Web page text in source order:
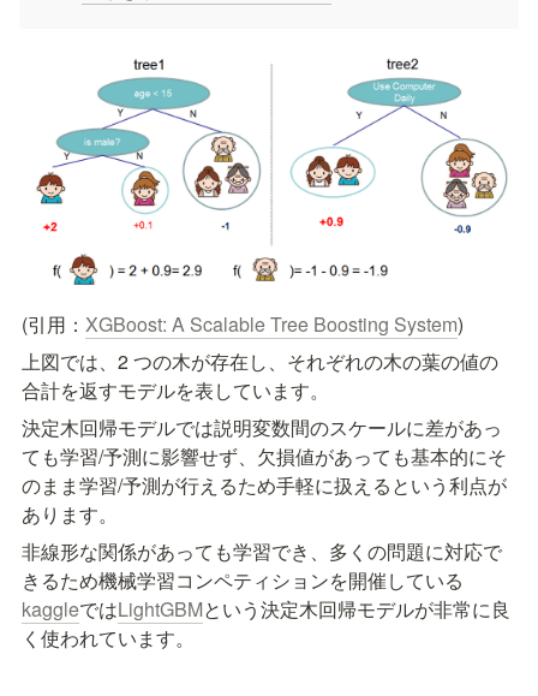
(引用： XGBoost: A Scalable Tree Boosting System)
上図では、2 つの木が存在し、それぞれの木の葉の値の
合計を返すモデルを表しています。
決定木回帰モデルでは説明変数間のスケールに差があっ
ても学習/予測に影響せず、欠損値があっても基本的にそ
のまま学習/予測が行えるため手軽に扱えるという利点が
あります。
非線形な関係があっても学習でき、多くの問題に対応で
きるため機械学習コンペティションを開催している
kaggleではLightGBMという決定木回帰モデルが非常に良
く使われています。